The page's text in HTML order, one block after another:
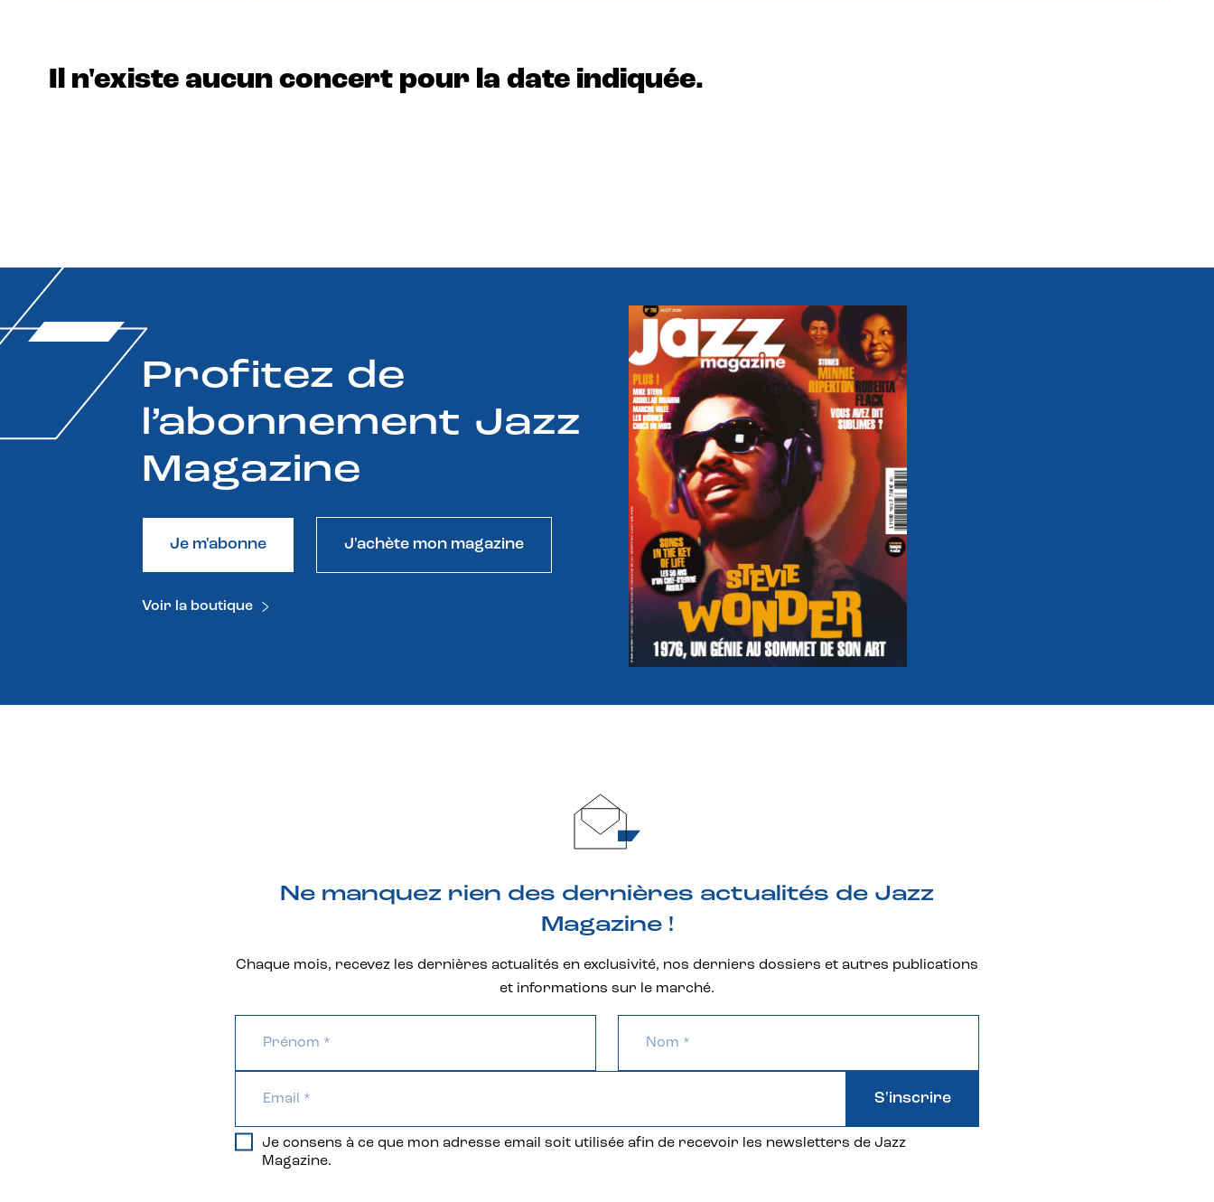
Il n'existe aucun concert pour la date indiquée.
Profitez de
l’abonnement Jazz
Magazine
Je m'abonne J'achète mon magazine
Voir la boutique
Ne manquez rien des dernières actualités de Jazz
Magazine !
Chaque mois, recevez les dernières actualités en exclusivité, nos derniers dossiers et autres publications
et informations sur le marché.
Je consens à ce que mon adresse email soit utilisée afin de recevoir les newsletters de Jazz
Magazine.
S'inscrire